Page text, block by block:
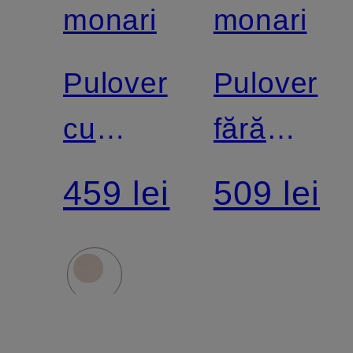
monari
Pulover
cu
pietre
decorative
459 lei
monari
Pulover
fără
mâneci
cu fir
509 lei